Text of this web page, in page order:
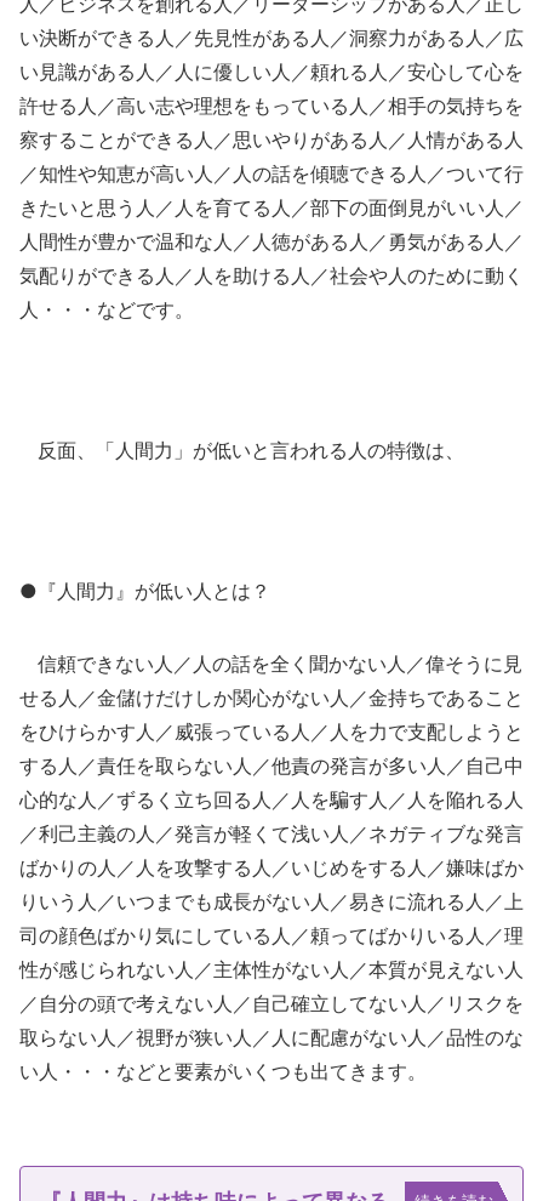
い決断ができる人／先見性がある人／洞察力がある人／広
い見識がある人／人に優しい人／頼れる人／安心して心を
許せる人／高い志や理想をもっている人／相手の気持ちを
察することができる人／思いやりがある人／人情がある人
／知性や知恵が高い人／人の話を傾聴できる人／ついて行
きたいと思う人／人を育てる人／部下の面倒見がいい人／
人間性が豊かで温和な人／人徳がある人／勇気がある人／
気配りができる人／人を助ける人／社会や人のために動く
人・・・などです。
反面、「人間力」が低いと言われる人の特徴は、
●『人間力』が低い人とは？
信頼できない人／人の話を全く聞かない人／偉そうに見
せる人／金儲けだけしか関心がない人／金持ちであること
をひけらかす人／威張っている人／人を力で支配しようと
する人／責任を取らない人／他責の発言が多い人／自己中
心的な人／ずるく立ち回る人／人を騙す人／人を陥れる人
／利己主義の人／発言が軽くて浅い人／ネガティブな発言
ばかりの人／人を攻撃する人／いじめをする人／嫌味ばか
りいう人／いつまでも成長がない人／易きに流れる人／上
司の顔色ばかり気にしている人／頼ってばかりいる人／理
性が感じられない人／主体性がない人／本質が見えない人
／自分の頭で考えない人／自己確立してない人／リスクを
取らない人／視野が狭い人／人に配慮がない人／品性のな
い人・・・などと要素がいくつも出てきます。